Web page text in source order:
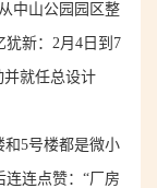
从中山公园园区整
新：2月4日到7
并就任总设计
和5号楼都是微小
连连点赞：“厂房